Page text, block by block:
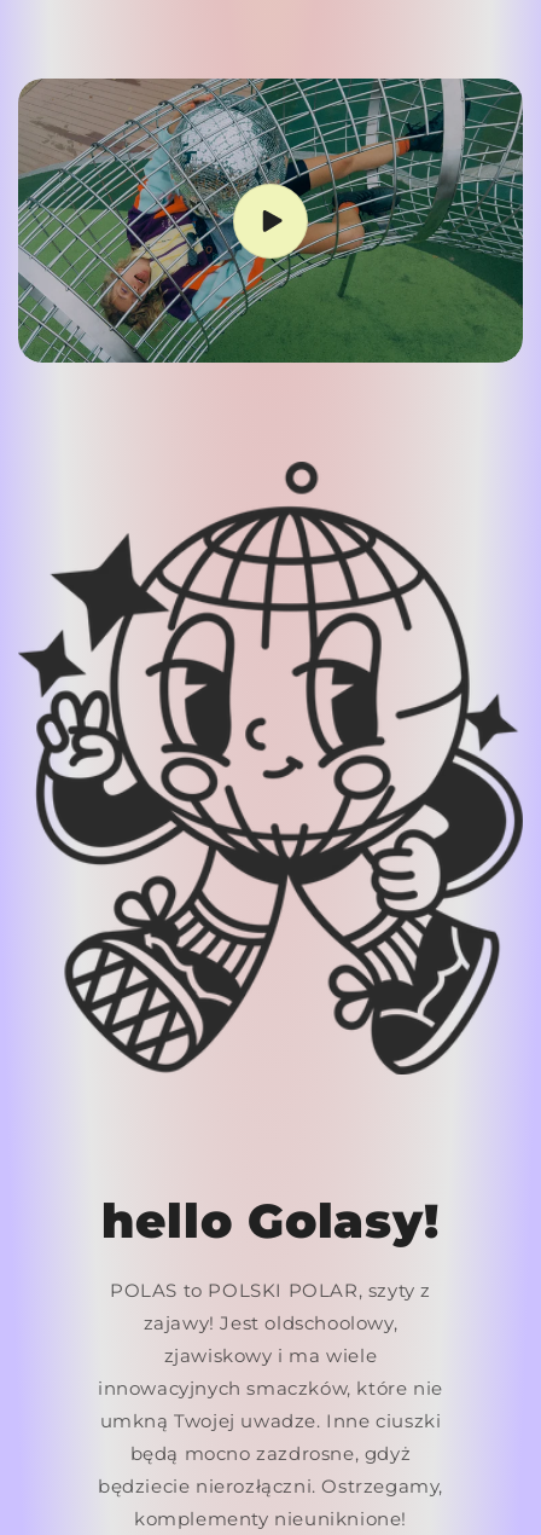
hello Golasy!
POLAS to POLSKI POLAR, szyty z
zajawy! Jest oldschoolowy,
zjawiskowy i ma wiele
innowacyjnych smaczków, które nie
umkną Twojej uwadze. Inne ciuszki
będą mocno zazdrosne, gdyż
będziecie nierozłączni. Ostrzegamy,
komplementy nieuniknione!